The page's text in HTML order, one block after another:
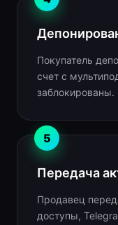
Покупатель
счет с
заблокированы.
5
Передача
Продавец
доступы,